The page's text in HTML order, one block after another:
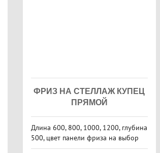
ФРИЗ НА СТЕЛЛАЖ КУПЕЦ
ПРЯМОЙ
Длина 600, 800, 1000, 1200, глубина
500, цвет панели фриза на выбор